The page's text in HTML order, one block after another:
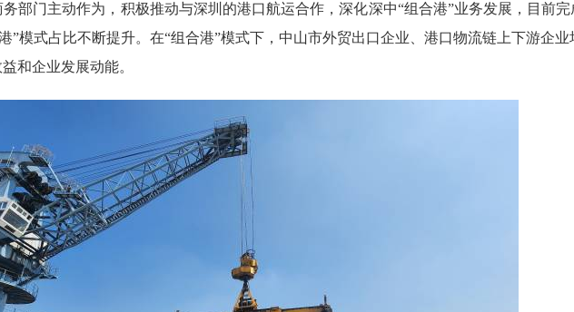
门主动作为，积极推动与深圳的港口航运合作，深化深中“组合港”业务发展，目前完
”模式占比不断提升。在“组合港”模式下，中山市外贸出口企业、港口物流链上下游企
和企业发展动能。